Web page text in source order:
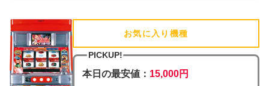
お気に入り機種
PICKUP!
本日の最安値： 15,000円